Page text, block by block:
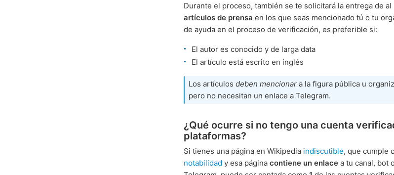
Durante el proceso, también se te solicitará la entrega de al
artículos de prensa en los que seas mencionado tú o tu
de ayuda en el proceso de verificación, es preferible si:
El autor es conocido y de larga data
El artículo está escrito en inglés
Los artículos deben mencionar a la figura pública u
pero no necesitan un enlace a Telegram.
¿Qué ocurre si no tengo una cuenta
plataformas?
Si tienes una página en Wikipedia indiscutible, que cumple
notabilidad y esa página contiene un enlace a tu canal, bot